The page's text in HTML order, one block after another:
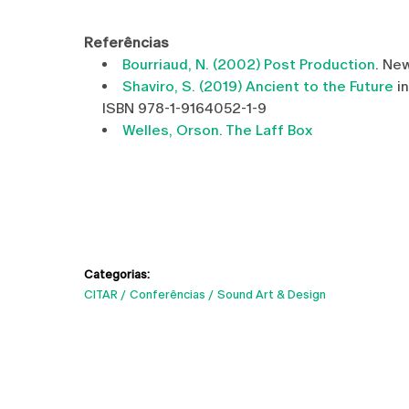
Referências
Bourriaud, N. (2002) Post Production.
Shaviro, S. (2019) Ancient to the Future
ISBN 978-1-9164052-1-9
Welles, Orson. The Laff Box
Categorias:
CITAR
Conferências Sound Art & Design